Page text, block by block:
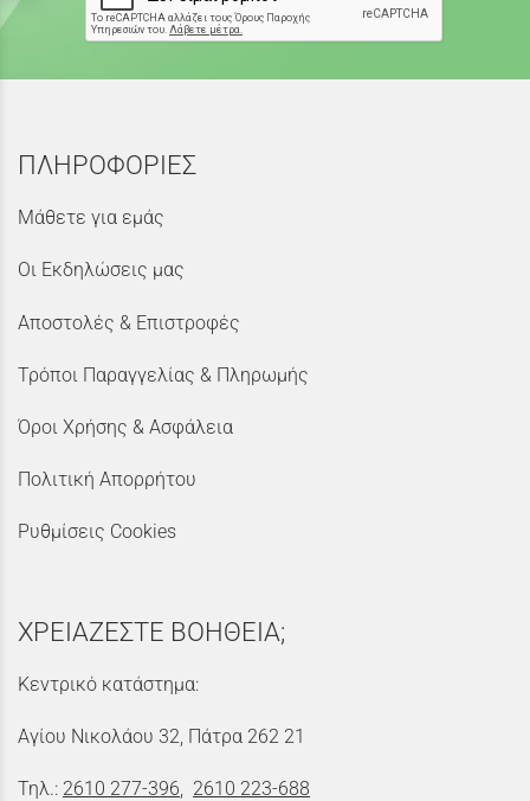
ΠΛΗΡΟΦΟΡΙΕΣ
Μάθετε για εμάς
Οι Εκδηλώσεις μας
Αποστολές & Επιστροφές
Τρόποι Παραγγελίας & Πληρωμής
Όροι Χρήσης & Ασφάλεια
Πολιτική Απορρήτου
Ρυθμίσεις Cookies
ΧΡΕΙΑΖΕΣΤΕ ΒΟΗΘΕΙΑ;
Κεντρικό κατάστημα:
Αγίου Νικολάου 32, Πάτρα 262 21
Τηλ.: 2610 277-396, 2610 223-688